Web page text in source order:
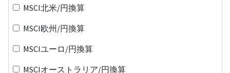
MSCI北米/円換算
MSCI欧州/円換算
MSCIユーロ/円換算
MSCIオーストラリア/円換算